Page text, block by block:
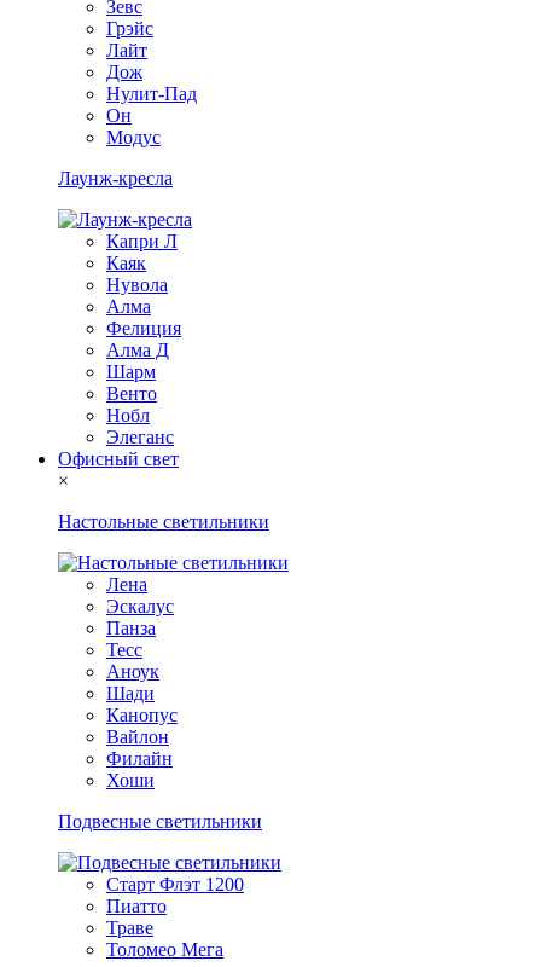
Зевс
Грэйс
Лайт
Дож
Нулит-Пад
Он
Модус
Лаунж-кресла
Капри Л
Каяк
Нувола
Алма
Фелиция
Алма Д
Шарм
Венто
Нобл
Элеганс
Офисный свет
×
Настольные светильники
Лена
Эскалус
Панза
Тесс
Аноук
Шади
Канопус
Вайлон
Филайн
Хоши
Подвесные светильники
Старт Флэт 1200
Пиатто
Траве
Толомео Мега